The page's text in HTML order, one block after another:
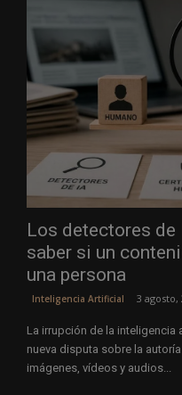
Los detectores de
saber si un
una persona
Inteligencia Artificial 3 agosto,
La irrupción de la inteligencia
nueva disputa sobre la
imágenes, vídeos y audios...